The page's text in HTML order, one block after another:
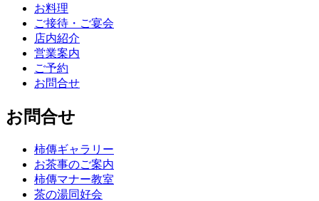
お料理
ご接待・ご宴会
店内紹介
営業案内
ご予約
お問合せ
お問合せ
柿傳ギャラリー
お茶事のご案内
柿傳マナー教室
茶の湯同好会